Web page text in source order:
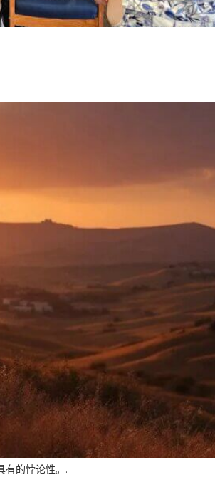
有的悖论性。.